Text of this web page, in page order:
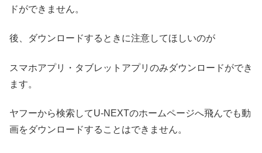
ドができません。
後、ダウンロードするときに注意してほしいのが
スマホアプリ・タブレットアプリのみダウンロードができ
ます。
ヤフーから検索してU-NEXTのホームページへ飛んでも動
画をダウンロードすることはできません。